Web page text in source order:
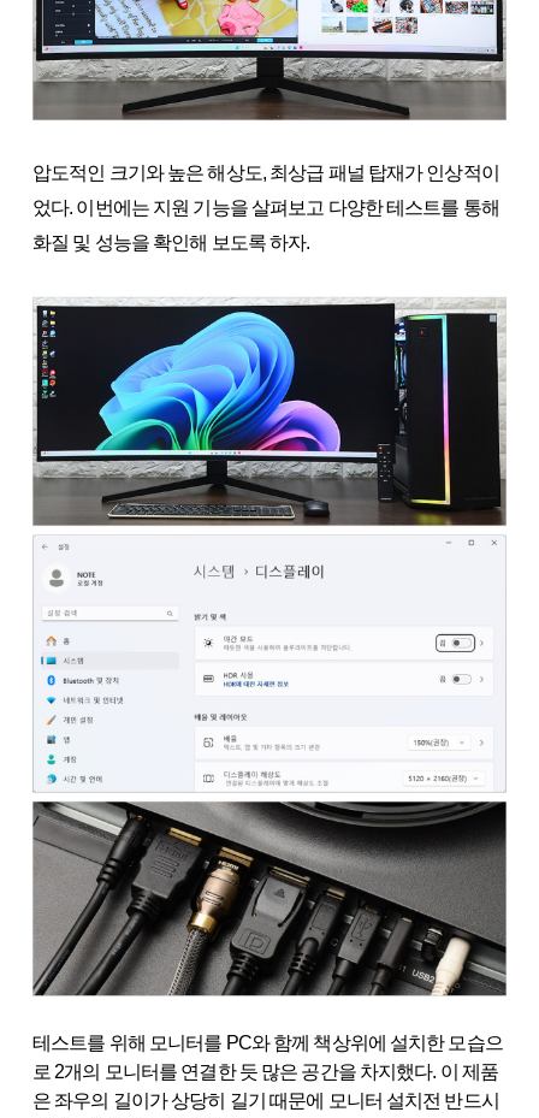
압도적인 크기와 높은 해상도, 최상급 패널 탑재가 인상적이
었다. 이번에는 지원 기능을 살펴보고 다양한 테스트를 통해
화질 및 성능을 확인해 보도록 하자.
테스트를 위해 모니터를 PC와 함께 책상위에 설치한 모습으
로 2개의 모니터를 연결한 듯 많은 공간을 차지했다. 이 제품
은 좌우의 길이가 상당히 길기 때문에 모니터 설치전 반드시